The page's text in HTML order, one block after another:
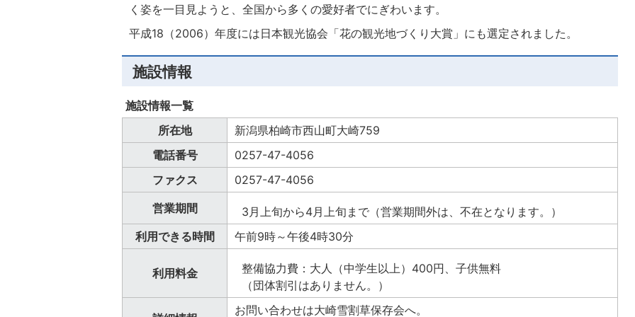
く姿を一目見ようと、全国から多くの愛好者でにぎわいます。
平成18（2006）年度には日本観光協会「花の観光地づくり大賞」にも選定されました。
施設情報
施設情報一覧
所在地
新潟県柏崎市西山町大崎759
電話番号
0257-47-4056
ファクス
0257-47-4056
営業期間
3月上旬から4月上旬まで（営業期間外は、不在となります。）
利用できる時間
午前9時～午後4時30分
利用料金
整備協力費：大人（中学生以上）400円、子供無料
（団体割引はありません。）
お問い合わせは大崎雪割草保存会へ。